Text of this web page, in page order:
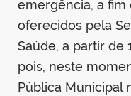
emergência, a fim
oferecidos pela
Saúde, a partir de
pois, neste
Pública Municipal